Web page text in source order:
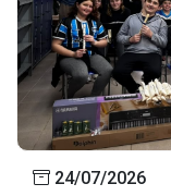
24/07/2026